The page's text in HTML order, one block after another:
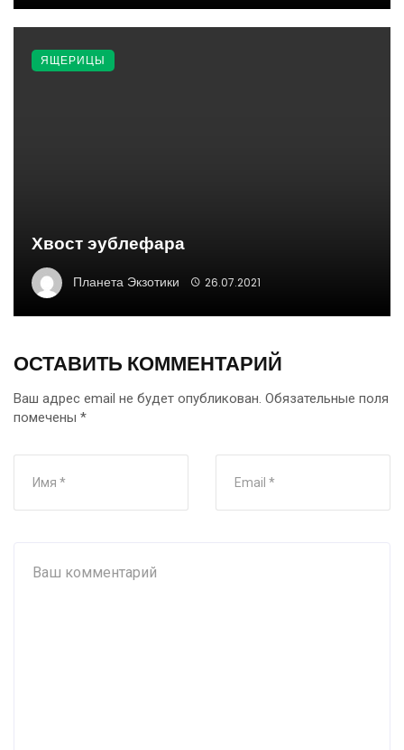
Хвост эублефара
Планета Экзотики 26.07.2021
ЯЩЕРИЦЫ
ОСТАВИТЬ КОММЕНТАРИЙ
Ваш адрес email не будет опубликован. Обязательные поля
помечены *